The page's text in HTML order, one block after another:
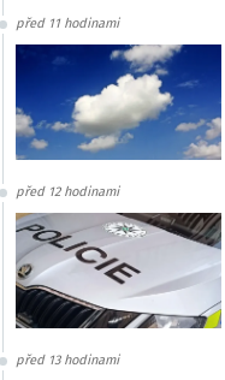
před 11 hodinami
před 12 hodinami
před 13 hodinami